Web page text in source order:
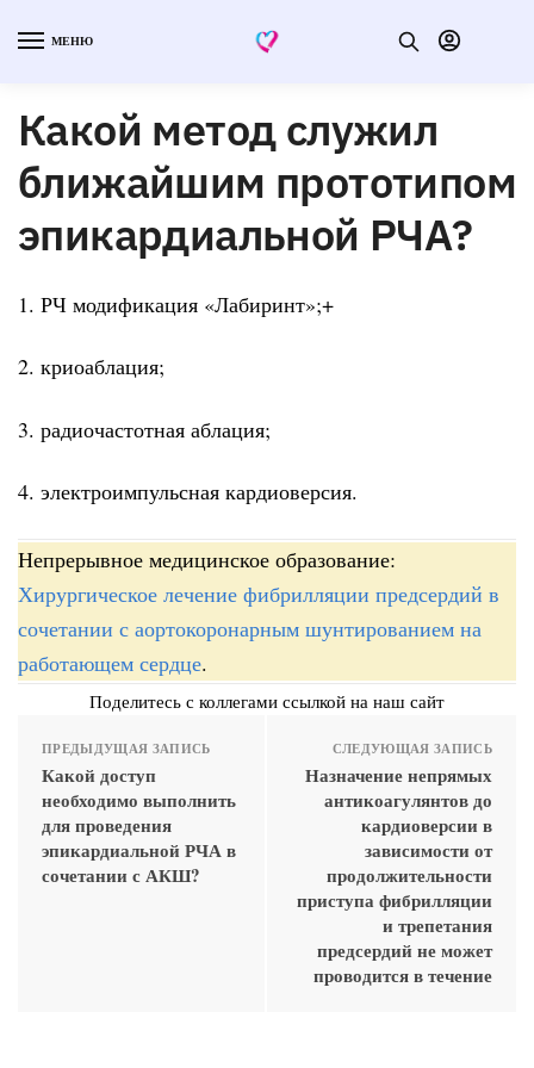
МЕНЮ
Какой метод служил
ближайшим прототипом
эпикардиальной РЧА?
1. РЧ модификация «Лабиринт»;+
2. криоаблация;
3. радиочастотная аблация;
4. электроимпульсная кардиоверсия.
Непрерывное медицинское образование:
Хирургическое лечение фибрилляции предсердий в
сочетании с аортокоронарным шунтированием на
работающем сердце.
Поделитесь с коллегами ссылкой на наш сайт
ПРЕДЫДУЩАЯ ЗАПИСЬ
Какой доступ
необходимо выполнить
для проведения
эпикардиальной РЧА в
сочетании с АКШ?
СЛЕДУЮЩАЯ ЗАПИСЬ
Назначение непрямых
антикоагулянтов до
кардиоверсии в
зависимости от
продолжительности
приступа фибрилляции
и трепетания
предсердий не может
проводится в течение